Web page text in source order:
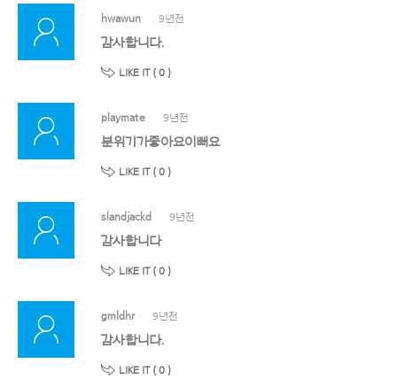
hwawun 9년전
감사합니다.
LIKE IT ( 0 )
playmate 9년전
분위기가좋아요이뻐요
LIKE IT ( 0 )
slandjackd 9년전
감사합니다
LIKE IT ( 0 )
gmldhr 9년전
감사합니다.
LIKE IT ( 0 )